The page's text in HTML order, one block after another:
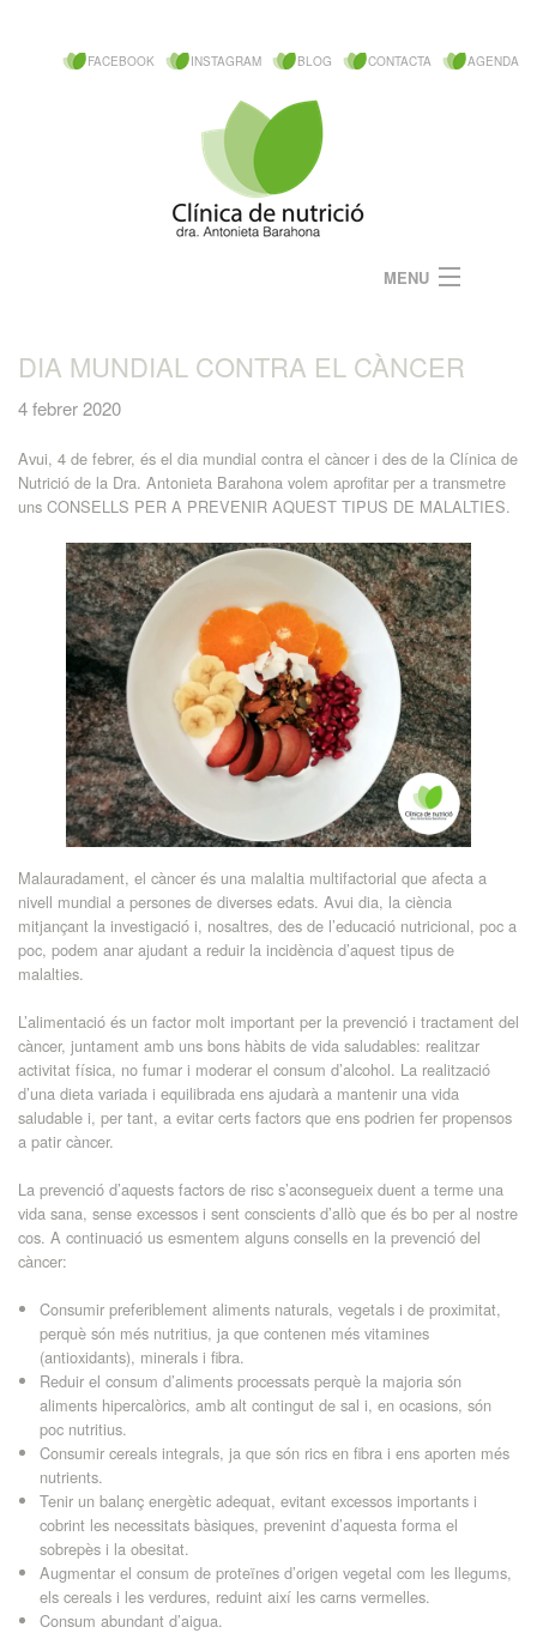
FACEBOOK INSTAGRAM BLOG CONTACTA AGENDA
MENU
Aula de cuina
Archicookture
DIA MUNDIAL CONTRA EL CÀNCER
4 febrer 2020
Avui, 4 de febrer, és el dia mundial contra el càncer i des de la Clínica de
Nutrició de la Dra. Antonieta Barahona volem aprofitar per a transmetre
uns CONSELLS PER A PREVENIR AQUEST TIPUS DE MALALTIES.
Malauradament, el càncer és una malaltia multifactorial que afecta a
nivell mundial a persones de diverses edats. Avui dia, la ciència
mitjançant la investigació i, nosaltres, des de l’educació nutricional, poc a
poc, podem anar ajudant a reduir la incidència d’aquest tipus de
malalties.
L’alimentació és un factor molt important per la prevenció i tractament del
càncer, juntament amb uns bons hàbits de vida saludables: realitzar
activitat física, no fumar i moderar el consum d’alcohol. La realització
d’una dieta variada i equilibrada ens ajudarà a mantenir una vida
saludable i, per tant, a evitar certs factors que ens podrien fer propensos
a patir càncer.
La prevenció d’aquests factors de risc s’aconsegueix duent a terme una
vida sana, sense excessos i sent conscients d’allò que és bo per al nostre
cos. A continuació us esmentem alguns consells en la prevenció del
càncer:
Consumir preferiblement aliments naturals, vegetals i de proximitat,
perquè són més nutritius, ja que contenen més vitamines
(antioxidants), minerals i fibra.
Reduir el consum d’aliments processats perquè la majoria són
aliments hipercalòrics, amb alt contingut de sal i, en ocasions, són
poc nutritius.
Consumir cereals integrals, ja que són rics en fibra i ens aporten més
nutrients.
Tenir un balanç energètic adequat, evitant excessos importants i
cobrint les necessitats bàsiques, prevenint d’aquesta forma el
sobrepès i la obesitat.
Augmentar el consum de proteïnes d’origen vegetal com les llegums,
els cereals i les verdures, reduint així les carns vermelles.
Consum abundant d’aigua.